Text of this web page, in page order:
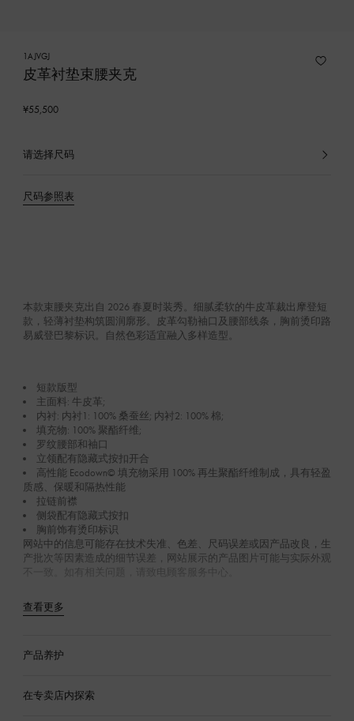
1AJVGJ
皮革衬垫束腰夹克
¥55,500
请选择尺码
已
品
尺码参照表
本款束腰夹克出自 2026 春夏时装秀。细腻柔软的牛皮革裁出摩登短
款，轻薄衬垫构筑圆润廓形。皮革勾勒袖口及腰部线条，胸前烫印路
易威登巴黎标识。自然色彩适宜融入多样造型。
短款版型
主面料: 牛皮革;
内衬: 内衬1: 100% 桑蚕丝; 内衬2: 100% 棉;
填充物: 100% 聚酯纤维;
罗纹腰部和袖口
立领配有隐藏式按扣开合
高性能 Ecodown© 填充物采用 100% 再生聚酯纤维制成，具有轻盈
质感、保暖和隔热性能
拉链前襟
侧袋配有隐藏式按扣
胸前饰有烫印标识
网站中的信息可能存在技术失准、色差、尺码误差或因产品改良，生
产批次等因素造成的细节误差，网站展示的产品图片可能与实际外观
不一致。如有相关问题，请致电顾客服务中心。
查看更多
产品养护
在专卖店内探索